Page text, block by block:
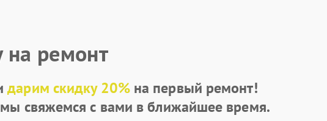
на ремонт
дарим скидку 20%на первый ремонт!
свяжемся с вами в ближайшее время.